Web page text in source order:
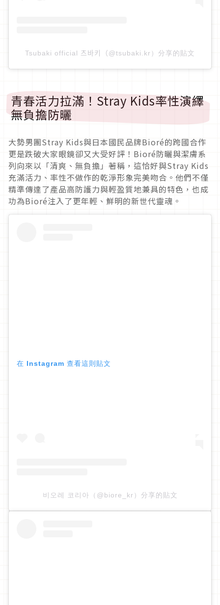
Tsubaki official 츠바키（@tsubaki.kr）分享的貼文
青春活力拉滿！Stray Kids率性演繹
無負擔防曬
大勢男團Stray Kids與日本國民品牌Bioré的跨國合作
更是跌破大家眼鏡卻又大受好評！Bioré防曬與潔膚系
列向來以「清爽、無負擔」著稱，這恰好與Stray Kids
充滿活力、率性不做作的乾淨形象完美吻合。他們不僅
精準傳達了產品高防護力與輕盈質地兼具的特色，也成
功為Bioré注入了更年輕、鮮明的新世代靈魂。
在 Instagram 查看這則貼文
비오레 코리아（@biore_kr）分享的貼文